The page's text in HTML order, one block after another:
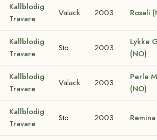
Kallblodig
Travare
Valack 2003 Rosali
Kallblodig
Travare
Sto 2003
Lykke
(NO)
Kallblodig
Travare
Valack 2003
Perle
(NO)
Kallblodig
Travare
Sto 2003